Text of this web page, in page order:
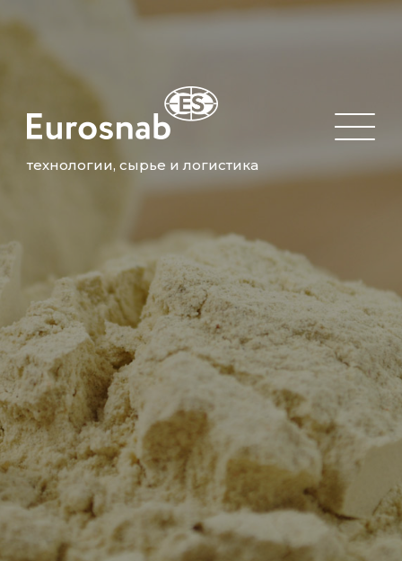
технологии, сырье и логистика